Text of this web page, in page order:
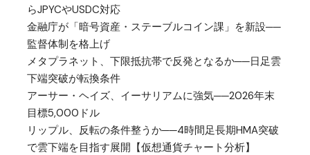
らJPYCやUSDC対応
金融庁が「暗号資産・ステーブルコイン課」を新設──
監督体制を格上げ
メタプラネット、下限抵抗帯で反発となるか──日足雲
下端突破が転換条件
アーサー・ヘイズ、イーサリアムに強気──2026年末
目標5,000ドル
リップル、反転の条件整うか──4時間足長期HMA突破
で雲下端を目指す展開【仮想通貨チャート分析】